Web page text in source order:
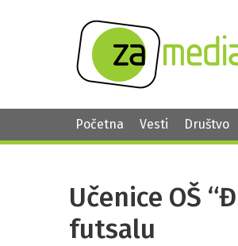
Početna Vesti Društvo
Učenice OŠ
futsalu